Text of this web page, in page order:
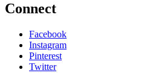
Connect
Facebook
Instagram
Pinterest
Twitter